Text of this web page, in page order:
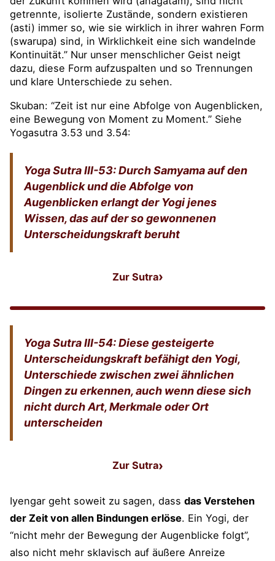
getrennte, isolierte Zustände, sondern existieren
(asti) immer so, wie sie wirklich in ihrer wahren Form
(swarupa) sind, in Wirklichkeit eine sich wandelnde
Kontinuität.” Nur unser menschlicher Geist neigt
dazu, diese Form aufzuspalten und so Trennungen
und klare Unterschiede zu sehen.
Skuban: “Zeit ist nur eine Abfolge von Augenblicken,
eine Bewegung von Moment zu Moment.” Siehe
Yogasutra 3.53 und 3.54:
Yoga Sutra III-53: Durch Samyama auf den
Augenblick und die Abfolge von
Augenblicken erlangt der Yogi jenes
Wissen, das auf der so gewonnenen
Unterscheidungskraft beruht
Zur Sutra: Yoga Sutra III-53: Durch
Yoga Sutra III-54: Diese gesteigerte
Unterscheidungskraft befähigt den Yogi,
Unterschiede zwischen zwei ähnlichen
Dingen zu erkennen, auch wenn diese sich
nicht durch Art, Merkmale oder Ort
unterscheiden
Zur Sutra: Yoga Sutra III-54: Diese
Iyengar geht soweit zu sagen, dass das Verstehen
der Zeit von allen Bindungen erlöse. Ein Yogi, der
“nicht mehr der Bewegung der Augenblicke folgt”,
also nicht mehr sklavisch auf äußere Anreize